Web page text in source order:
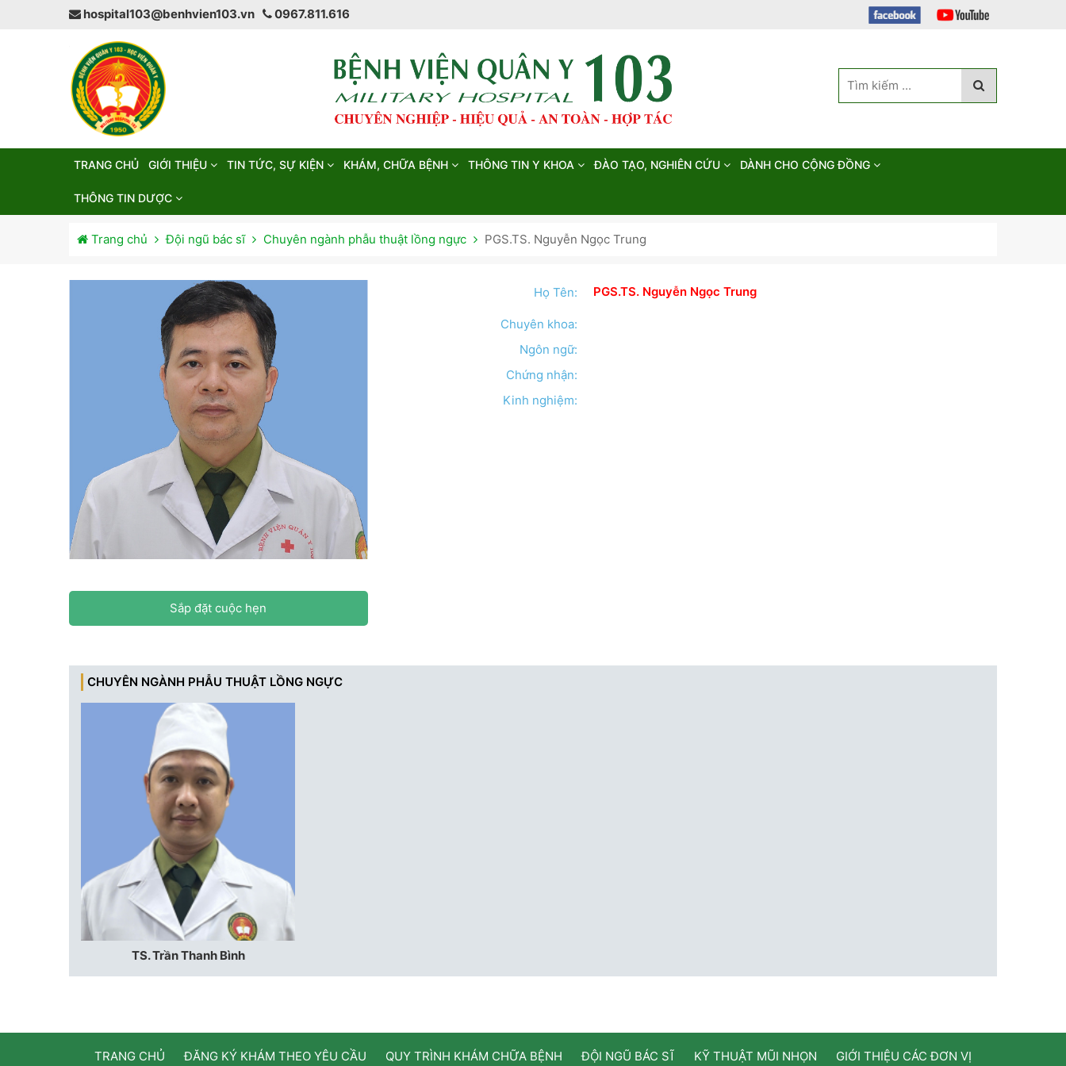
hospital103@benhvien103.vn 0967.811.616
TRANG CHỦ GIỚI THIỆU TIN TỨC, SỰ KIỆN KHÁM, CHỮA BỆNH THÔNG TIN Y KHOA ĐÀO TẠO, NGHIÊN CỨU DÀNH CHO CỘNG ĐỒNG
THÔNG TIN DƯỢC
Trang chủ Đội ngũ bác sĩ Chuyên ngành phẫu thuật lồng ngực PGS.TS. Nguyễn Ngọc Trung
Sắp đặt cuộc hẹn
Họ Tên: PGS.TS. Nguyễn Ngọc Trung
Chuyên khoa:
Ngôn ngữ:
Chứng nhận:
Kinh nghiệm:
CHUYÊN NGÀNH PHẪU THUẬT LỒNG NGỰC
TS. Trần Thanh Bình
TRANG CHỦ ĐĂNG KÝ KHÁM THEO YÊU CẦU QUY TRÌNH KHÁM CHỮA BỆNH ĐỘI NGŨ BÁC SĨ KỸ THUẬT MŨI NHỌN GIỚI THIỆU CÁC ĐƠN VỊ